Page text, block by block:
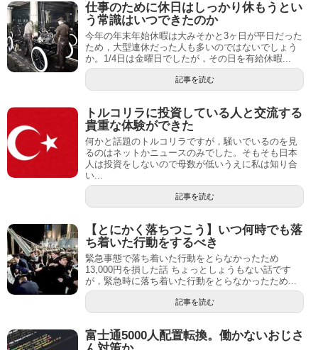
仕事のために休日はしっかり休もうとい
う常識はいつできたのか
今年の年末年始休暇は大みそかと3ヶ日が平日だった
ため，大型連休だった人も多いのではないでしょう
か。1/4日は金曜日でしたが，その日を有給休暇...
記事を読む
トルコリラに投資している人と交流する
貴重な体験ができた
何かと話題のトルコリラですが，騒いでいるのを見
るのはネットかニュースのみでした。そもそも日本
人は投資をしないので母数が低いうえに私は知り合
い...
記事を読む
【とにかく落ちつこう】いつ何時でも落
ち着いた行動をするべき
緊急事態で落ち着いた行動をとらなかったため
13,000円を損した話 ちょっとしょうもない話です
が，緊急時に落ち着いた行動をとらなかったため...
記事を読む
富士通5000人配置転換。働かないおじさ